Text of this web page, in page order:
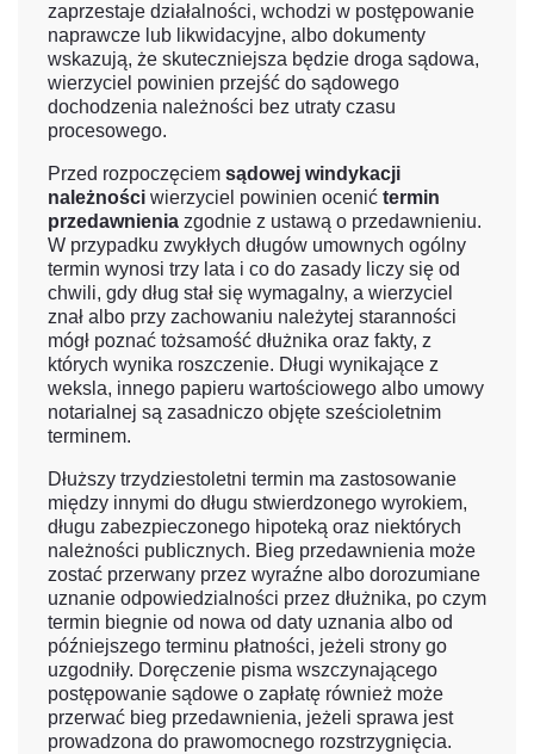
zaprzestaje działalności, wchodzi w postępowanie
naprawcze lub likwidacyjne, albo dokumenty
wskazują, że skuteczniejsza będzie droga sądowa,
wierzyciel powinien przejść do sądowego
dochodzenia należności bez utraty czasu
procesowego.
Przed rozpoczęciem sądowej windykacji
należności wierzyciel powinien ocenić termin
przedawnienia zgodnie z ustawą o przedawnieniu.
W przypadku zwykłych długów umownych ogólny
termin wynosi trzy lata i co do zasady liczy się od
chwili, gdy dług stał się wymagalny, a wierzyciel
znał albo przy zachowaniu należytej staranności
mógł poznać tożsamość dłużnika oraz fakty, z
których wynika roszczenie. Długi wynikające z
weksla, innego papieru wartościowego albo umowy
notarialnej są zasadniczo objęte sześcioletnim
terminem.
Dłuższy trzydziestoletni termin ma zastosowanie
między innymi do długu stwierdzonego wyrokiem,
długu zabezpieczonego hipoteką oraz niektórych
należności publicznych. Bieg przedawnienia może
zostać przerwany przez wyraźne albo dorozumiane
uznanie odpowiedzialności przez dłużnika, po czym
termin biegnie od nowa od daty uznania albo od
późniejszego terminu płatności, jeżeli strony go
uzgodniły. Doręczenie pisma wszczynającego
postępowanie sądowe o zapłatę również może
przerwać bieg przedawnienia, jeżeli sprawa jest
prowadzona do prawomocnego rozstrzygnięcia.